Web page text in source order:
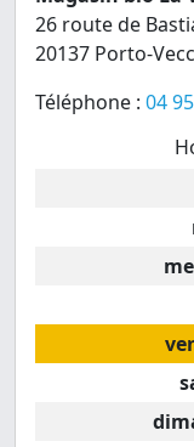
26 route de
20137 Porto-
Téléphone : 04